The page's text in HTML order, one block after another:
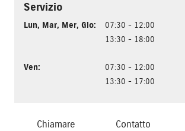
Servizio
Lun, Mar, Mer, Gio:
07:30 - 12:00
13:30 - 18:00
Ven:
07:30 - 12:00
13:30 - 17:00
Chiamare Contatto